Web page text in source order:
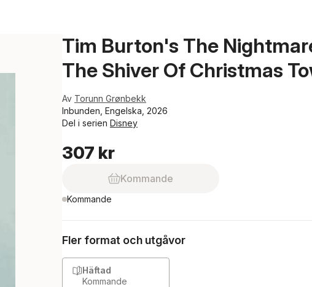
Tim Burton's The
The Shiver Of Christmas
Av Torunn Grønbekk
Inbunden, Engelska, 2026
Del i serien Disney
307 kr
Kommande
Kommande
Fler format och utgåvor
Häftad
Kommande